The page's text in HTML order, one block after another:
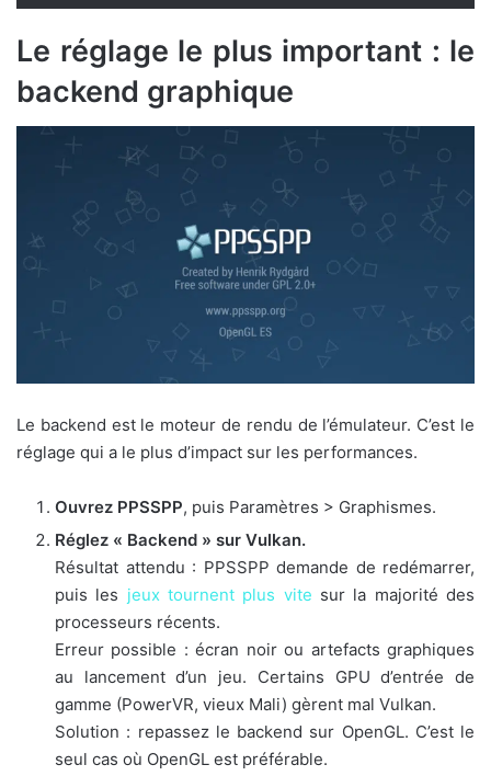
Le réglage le plus important : le
backend graphique
Le backend est le moteur de rendu de l’émulateur. C’est le
réglage qui a le plus d’impact sur les performances.
Ouvrez PPSSPP, puis Paramètres > Graphismes.
Réglez « Backend » sur Vulkan.
Résultat attendu : PPSSPP demande de redémarrer,
puis les jeux tournent plus vite sur la majorité des
processeurs récents.
Erreur possible : écran noir ou artefacts graphiques
au lancement d’un jeu. Certains GPU d’entrée de
gamme (PowerVR, vieux Mali) gèrent mal Vulkan.
Solution : repassez le backend sur OpenGL. C’est le
seul cas où OpenGL est préférable.